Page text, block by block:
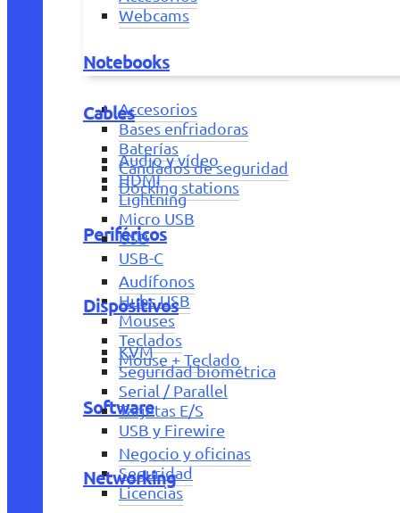
Webcams
Notebooks
Accesorios
Bases enfriadoras
Baterías
Candados de seguridad
Docking stations
Periféricos
Audífonos
Hubs USB
Mouses
Teclados
Mouse + Teclado
Software
Negocio y oficinas
Seguridad
Licencias
Cables
Audio y vídeo
HDMI
Lightning
Micro USB
USB
USB-C
Dispositivos
KVM
Seguridad biométrica
Serial / Parallel
Tarjetas E/S
USB y Firewire
Networking